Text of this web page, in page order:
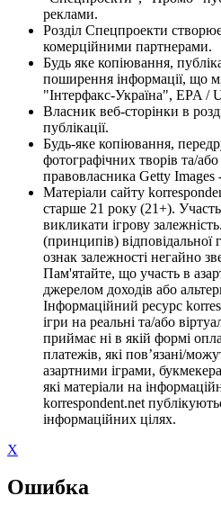
реклами.
Розділ Спецпроекти
комерційними партнерами.
Будь яке копіювання,
поширення інформації, що
"Інтерфакс-Україна", EPA /
Власник веб-сторінки в
публікації.
Будь-яке копіювання,
фотографічних творів та/або
правовласника Getty Images
Матеріали сайту
старше 21 року (21+).
викликати ігрову
(принципів)
ознак залежності негайно
Пам'ятайте, що участь в
джерелом доходів або
Інформаційний ресурс
ігри на реальні та/або
приймає ні в якій формі
платежів, які пов’язані/
азартними іграми,
які матеріали на
korrespondent.net
інформаційних цілях.
X
Ошибка